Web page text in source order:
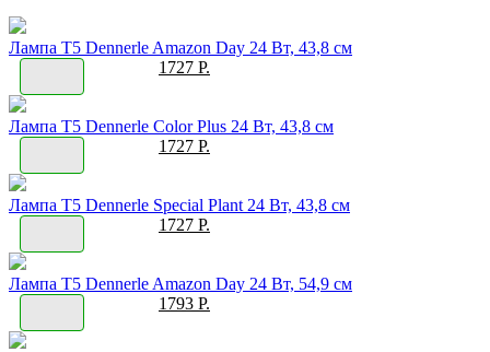
Лампа T5 Dennerle Amazon Day 24 Вт, 43,8 см
1727 Р.
Лампа T5 Dennerle Color Plus 24 Вт, 43,8 см
1727 Р.
Лампа T5 Dennerle Special Plant 24 Вт, 43,8 см
1727 Р.
Лампа T5 Dennerle Amazon Day 24 Вт, 54,9 см
1793 Р.